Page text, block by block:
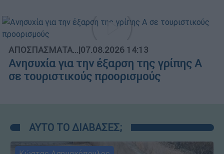
ΑΠΟΣΠΑΣΜΑΤΑ...|07.08.2026 14:13
Ανησυχία για την έξαρση της γρίπης Α
σε τουριστικούς προορισμούς
ΑΥΤΟ ΤΟ ΔΙΑΒΑΣΕΣ;